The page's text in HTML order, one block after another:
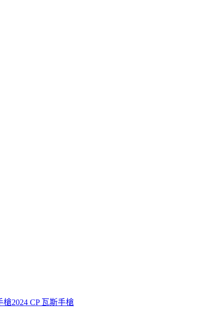
槍2024 CP 瓦斯手槍